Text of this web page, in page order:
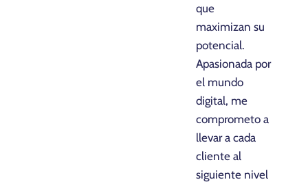
que
maximizan su
potencial.
Apasionada por
el mundo
digital, me
comprometo a
llevar a cada
cliente al
siguiente nivel